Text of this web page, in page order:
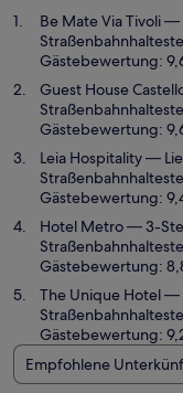
Be Mate Via Tivoli—
Gästebewertung:
Guest House
Gästebewertung:
Leia Hospitality—
Gästebewertung:
Hotel Metro— 3-
Gästebewertung:
The Unique Hotel—
Gästebewertung:
Empfohlene